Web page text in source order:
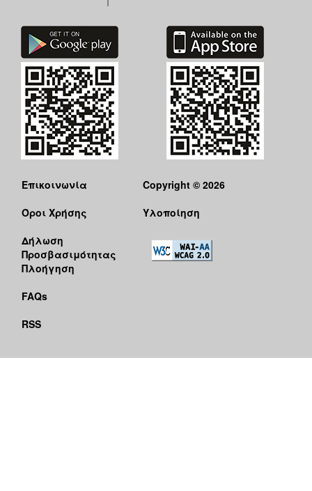
Επικοινωνία
Όροι Χρήσης
Δήλωση
Προσβασιμότητας
Πλοήγηση
FAQs
RSS
Copyright © 2026
Υλοποίηση